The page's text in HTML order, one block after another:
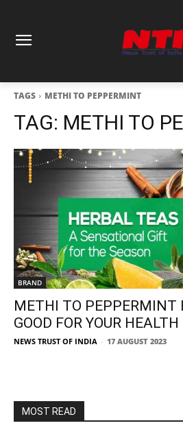
TAGS METHI TO PEPPERMINT
TAG: METHI TO
BRAND
METHI TO PEPPERMINT
GOOD FOR YOUR HEALTH
NEWS TRUST OF INDIA - 17 AUGUST 2023
MOST READ